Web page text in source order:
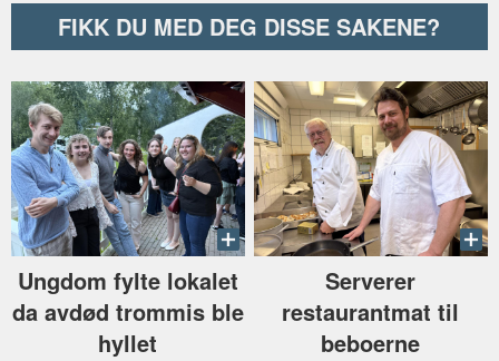
FIKK DU MED DEG DISSE SAKENE?
Ungdom fylte lokalet
da avdød trommis ble
hyllet
Serverer
restaurantmat til
beboerne